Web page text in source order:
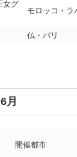
女グ
モロッコ・ラ
仏・パリ
月
開催都市